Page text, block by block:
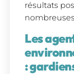
résultats
Les
: